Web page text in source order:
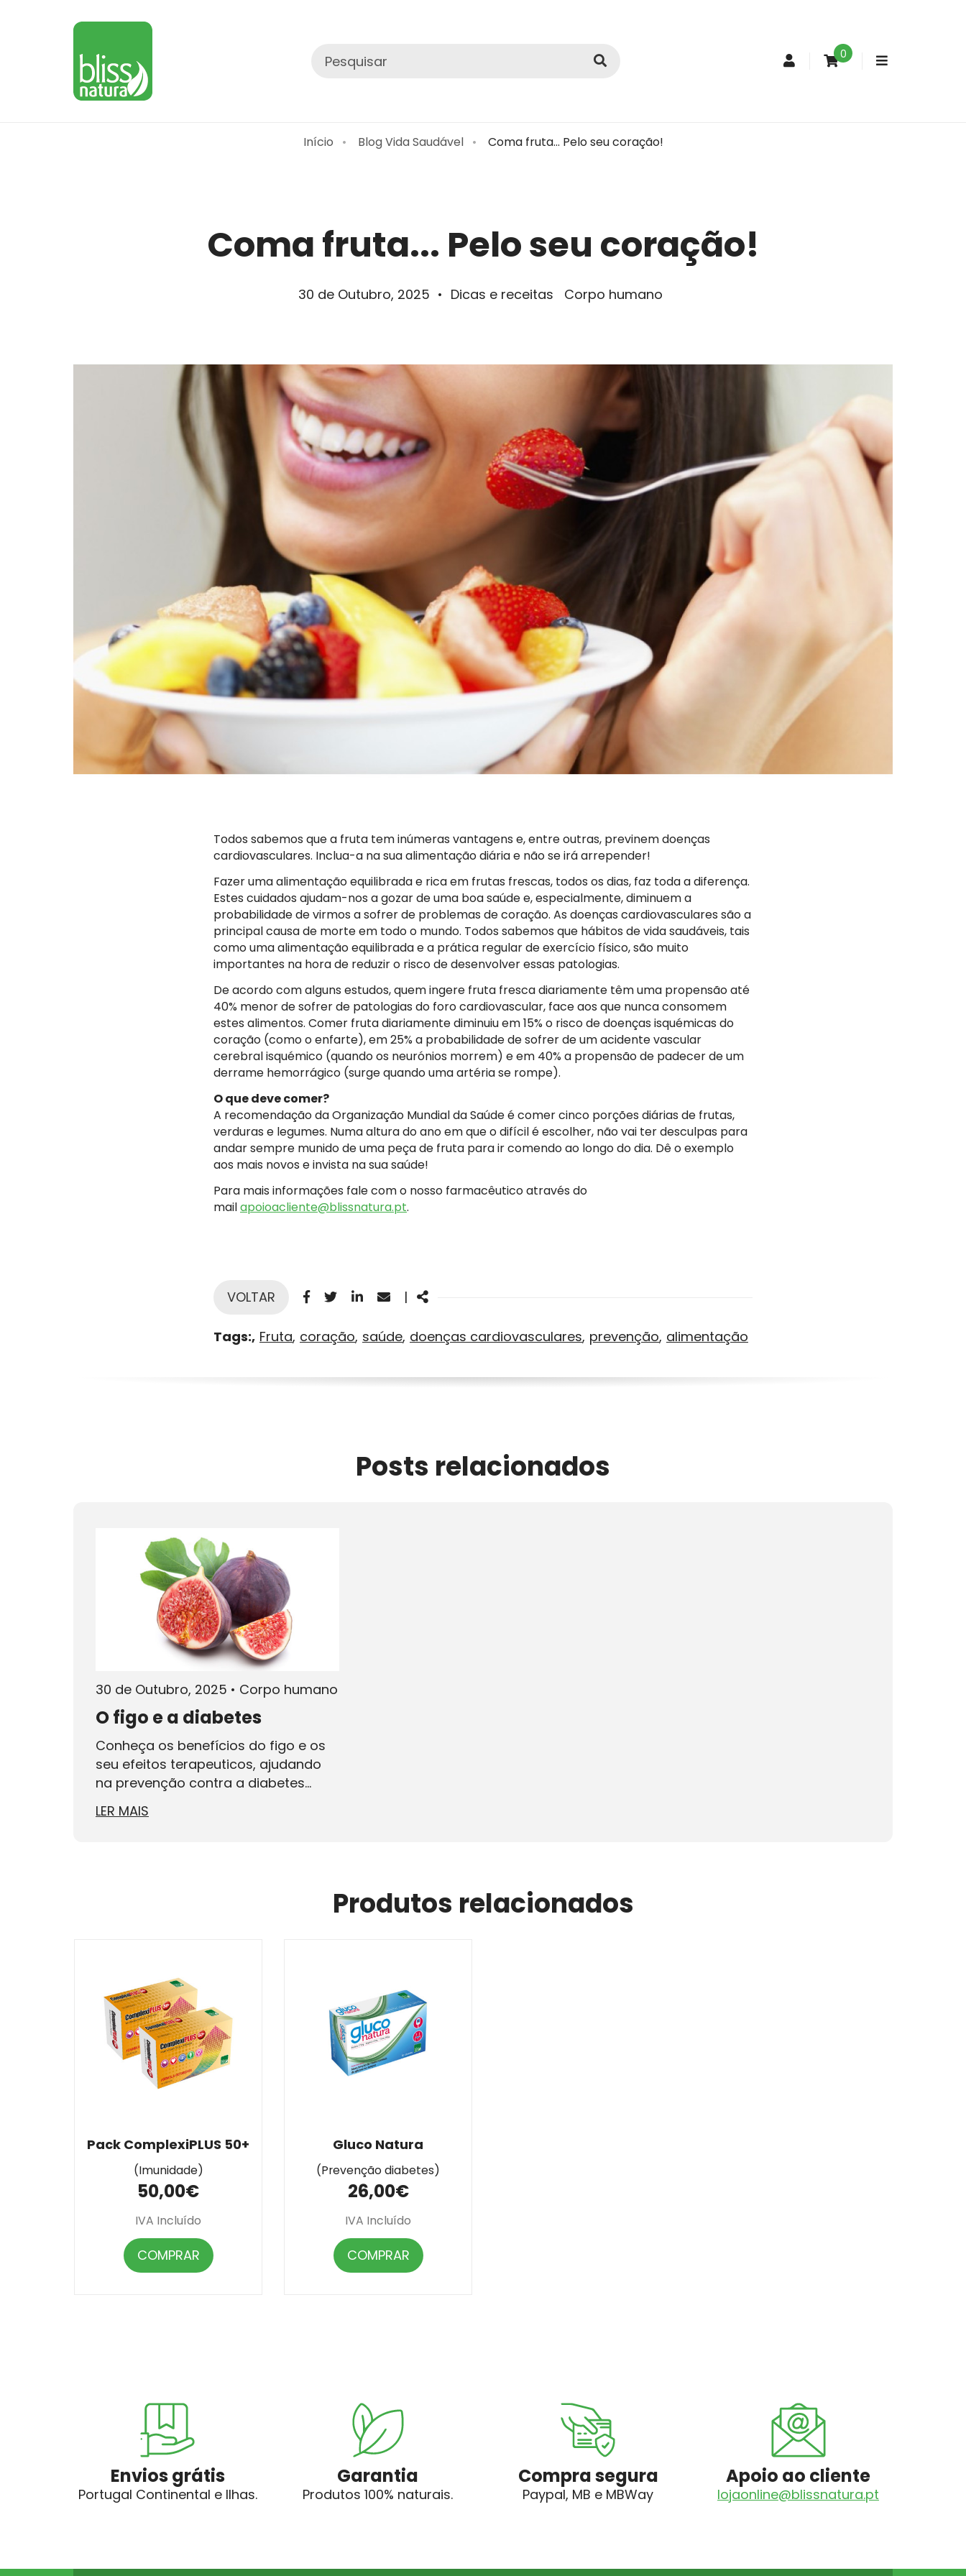
Conta 0
Início Blog Vida Saudável Coma fruta... Pelo seu coração!
Coma fruta... Pelo seu coração!
30 de Outubro, 2025 • Dicas e receitas Corpo humano
Todos sabemos que a fruta tem inúmeras vantagens e, entre outras, previnem doenças
cardiovasculares. Inclua-a na sua alimentação diária e não se irá arrepender!
Fazer uma alimentação equilibrada e rica em frutas frescas, todos os dias, faz toda a diferença.
Estes cuidados ajudam-nos a gozar de uma boa saúde e, especialmente, diminuem a
probabilidade de virmos a sofrer de problemas de coração. As doenças cardiovasculares são a
principal causa de morte em todo o mundo. Todos sabemos que hábitos de vida saudáveis, tais
como uma alimentação equilibrada e a prática regular de exercício físico, são muito
importantes na hora de reduzir o risco de desenvolver essas patologias.
De acordo com alguns estudos, quem ingere fruta fresca diariamente têm uma propensão até
40% menor de sofrer de patologias do foro cardiovascular, face aos que nunca consomem
estes alimentos. Comer fruta diariamente diminuiu em 15% o risco de doenças isquémicas do
coração (como o enfarte), em 25% a probabilidade de sofrer de um acidente vascular
cerebral isquémico (quando os neurónios morrem) e em 40% a propensão de padecer de um
derrame hemorrágico (surge quando uma artéria se rompe).
O que deve comer?
A recomendação da Organização Mundial da Saúde é comer cinco porções diárias de frutas,
verduras e legumes. Numa altura do ano em que o difícil é escolher, não vai ter desculpas para
andar sempre munido de uma peça de fruta para ir comendo ao longo do dia. Dê o exemplo
aos mais novos e invista na sua saúde!
Para mais informações fale com o nosso farmacêutico através do
mailapoioacliente@blissnatura.pt.
VOLTAR Facebook
TwitterLinkedinEmail
| Share
Tags: Fruta coração saúde doenças cardiovasculares prevenção alimentação
Posts relacionados
30 de Outubro, 2025 • Corpo humano
O figo e a diabetes
Conheça os benefícios do figo e os
seu efeitos terapeuticos, ajudando
na prevenção contra a diabetes...
LER MAIS
Produtos relacionados
Pack ComplexiPLUS 50+
(Imunidade)
50,00€
IVA Incluído
COMPRAR
Gluco Natura
(Prevenção diabetes)
26,00€
IVA Incluído
COMPRAR
Envios grátis
Portugal Continental e Ilhas.
Garantia
Produtos 100% naturais.
Compra segura
Paypal, MB e MBWay
Apoio ao cliente
lojaonline@blissnatura.pt